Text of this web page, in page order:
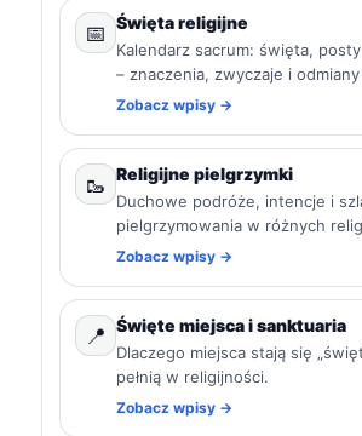
📅 Święta religijne
Kalendarz sacrum: święta,
– znaczenia, zwyczaje i
Zobacz wpisy →
🥾 Religijne pielgrzymki
Duchowe podróże, intencje i
pielgrzymowania w różnych
Zobacz wpisy →
📍 Święte miejsca i sanktuaria
Dlaczego miejsca stają się
pełnią w religijności.
Zobacz wpisy →